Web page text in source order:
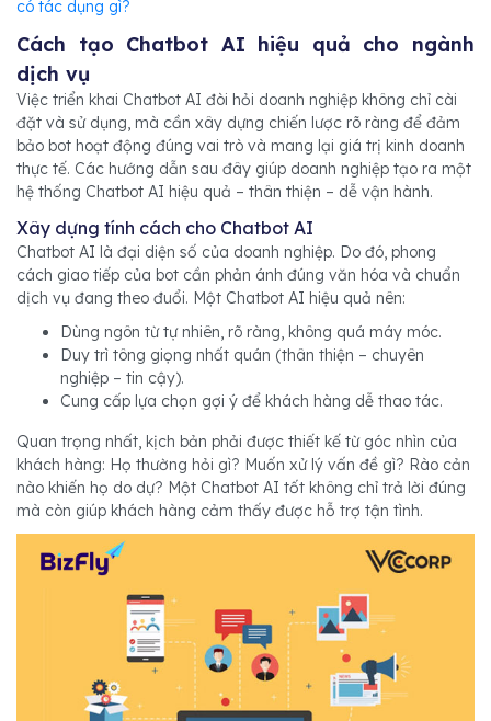
có tác dụng gì?
Cách tạo Chatbot AI hiệu quả cho ngành
dịch vụ
Việc triển khai Chatbot AI đòi hỏi doanh nghiệp không chỉ cài
đặt và sử dụng, mà cần xây dựng chiến lược rõ ràng để đảm
bảo bot hoạt động đúng vai trò và mang lại giá trị kinh doanh
thực tế. Các hướng dẫn sau đây giúp doanh nghiệp tạo ra một
hệ thống Chatbot AI hiệu quả – thân thiện – dễ vận hành.
Xây dựng tính cách cho Chatbot AI
Chatbot AI là đại diện số của doanh nghiệp. Do đó, phong
cách giao tiếp của bot cần phản ánh đúng văn hóa và chuẩn
dịch vụ đang theo đuổi. Một Chatbot AI hiệu quả nên:
Dùng ngôn từ tự nhiên, rõ ràng, không quá máy móc.
Duy trì tông giọng nhất quán (thân thiện – chuyên
nghiệp – tin cậy).
Cung cấp lựa chọn gợi ý để khách hàng dễ thao tác.
Quan trọng nhất, kịch bản phải được thiết kế từ góc nhìn của
khách hàng: Họ thường hỏi gì? Muốn xử lý vấn đề gì? Rào cản
nào khiến họ do dự? Một Chatbot AI tốt không chỉ trả lời đúng
mà còn giúp khách hàng cảm thấy được hỗ trợ tận tình.